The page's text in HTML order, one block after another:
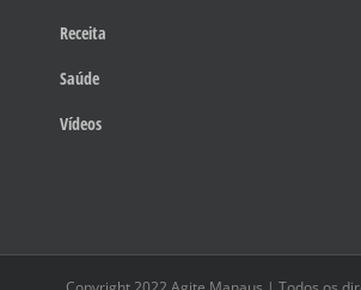
Receita
Saúde
Vídeos